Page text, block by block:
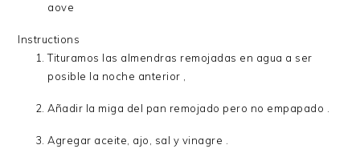
aove
Instructions
Tituramos las almendras remojadas en agua a ser
posible la noche anterior ,
Añadir la miga del pan remojado pero no empapado .
Agregar aceite, ajo, sal y vinagre .